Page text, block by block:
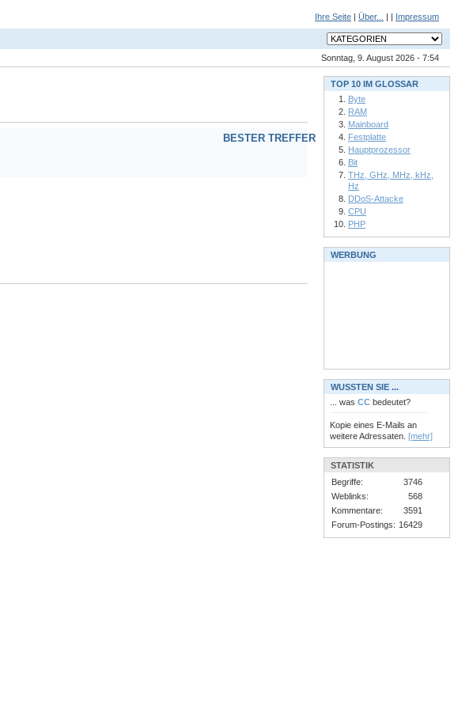
Ihre Seite | Über... | | Impressum
Sonntag, 9. August 2026 - 7:54
BESTER TREFFER
TOP 10 IM GLOSSAR
Byte
RAM
Mainboard
Festplatte
Hauptprozessor
Bit
THz, GHz, MHz, kHz,
Hz
DDoS-Attacke
CPU
PHP
WERBUNG
WUSSTEN SIE ...
... was CC bedeutet?
Kopie eines E-Mails an
weitere Adressaten. [mehr]
STATISTIK
Begriffe:
3746
Weblinks:
568
Kommentare:
3591
Forum-Postings: 16429